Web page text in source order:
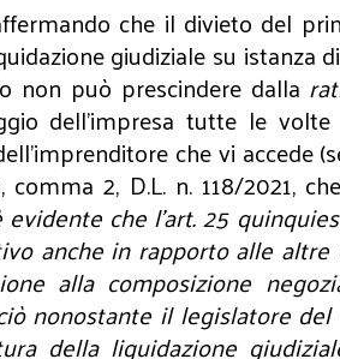
che il divieto del
giudiziale su istanza
non può prescindere dalla
dell’impresa tutte le
che vi accede
2, D.L. n. 118/2021,
evidente che l’art. 25
anche in rapporto alle
alla composizione
nonostante il legislatore
della liquidazione